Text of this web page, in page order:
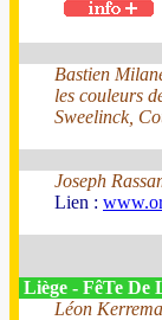
Bastien
les couleurs
Sweelinck,
Joseph
Lien :
Liège - FêTe De
Léon